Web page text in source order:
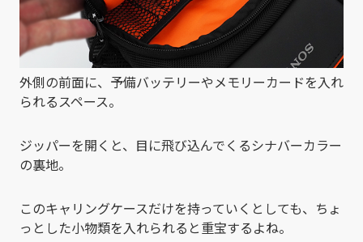
外側の前面に、予備バッテリーやメモリーカードを入れ
られるスペース。
ジッパーを開くと、目に飛び込んでくるシナバーカラー
の裏地。
このキャリングケースだけを持っていくとしても、ちょ
っとした小物類を入れられると重宝するよね。